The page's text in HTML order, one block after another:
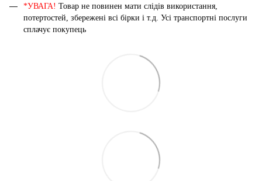
*УВАГА! Товар не повинен мати слідів використання,
потертостей, збережені всі бірки і т.д. Усі транспортні послуги
сплачує покупець